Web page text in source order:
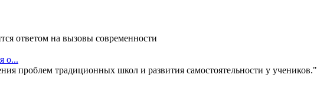
о...
проблем традиционных школ и развития самостоятельности у учеников."